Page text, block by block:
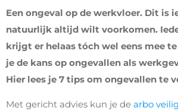
Een ongeval op de werkvloer. Dit is
natuurlijk altijd wilt voorkomen.
krijgt er helaas tóch wel eens mee
je de kans op ongevallen als
Hier lees je 7 tips om ongevallen te
Met gericht advies kun je de arbo